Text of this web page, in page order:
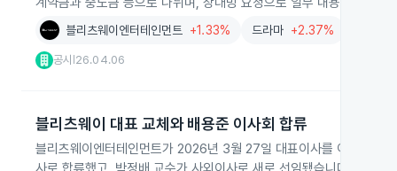
블리츠웨이엔터테인먼트 +1.33% 드라마 +2.37%
공시 26.04.06
블리츠웨이 대표 교체와 배용준 이사회 합류
블리츠웨이엔터테인먼트가 2026년 3월 27일 대표이사를 이승우에